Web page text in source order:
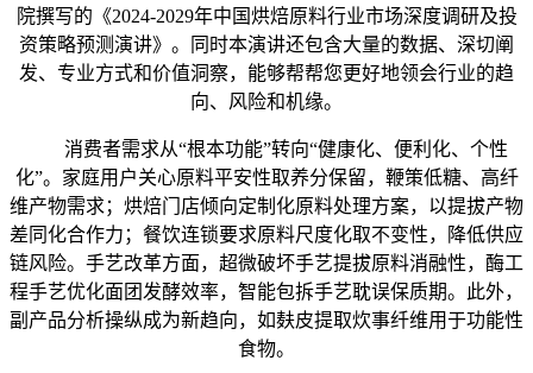
院撰写的《2024-2029年中国烘焙原料行业市场深度调研及投
资策略预测演讲》。同时本演讲还包含大量的数据、深切阐
发、专业方式和价值洞察，能够帮帮您更好地领会行业的趋
向、风险和机缘。
消费者需求从“根本功能”转向“健康化、便利化、个性
化”。家庭用户关心原料平安性取养分保留，鞭策低糖、高纤
维产物需求；烘焙门店倾向定制化原料处理方案，以提拔产物
差同化合作力；餐饮连锁要求原料尺度化取不变性，降低供应
链风险。手艺改革方面，超微破坏手艺提拔原料消融性，酶工
程手艺优化面团发酵效率，智能包拆手艺耽误保质期。此外，
副产品分析操纵成为新趋向，如麸皮提取炊事纤维用于功能性
食物。